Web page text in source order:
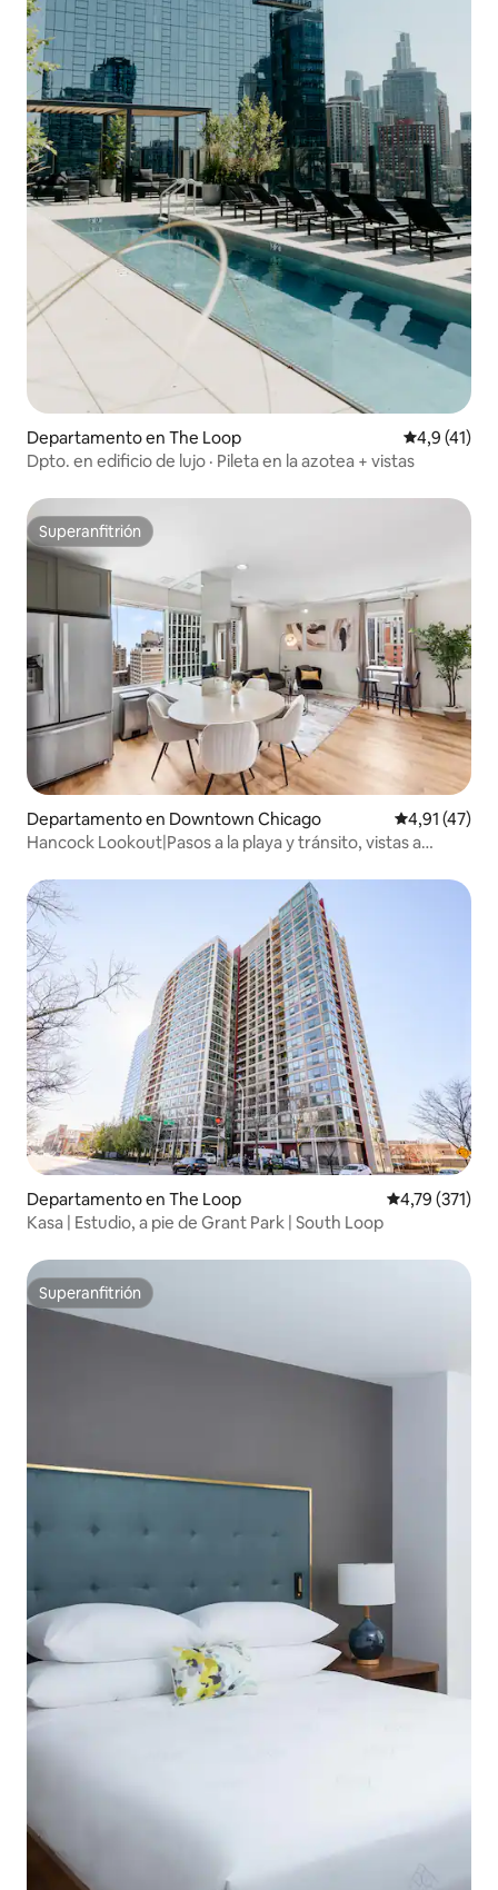
Departamento en The Loop Calificación
4,9 (41)
Dpto. en edificio de lujo · Pileta en la azotea + vistas
Superanfitrión
Superanfitrión
Departamento en Downtown Chicago Calificación
4,91 (47)
Hancock Lookout|Pasos a la playa y tránsito, vistas a
Departamento en The Loop Calificación
4,79 (371)
Kasa | Estudio, a pie de Grant Park | South Loop
Superanfitrión
Superanfitrión